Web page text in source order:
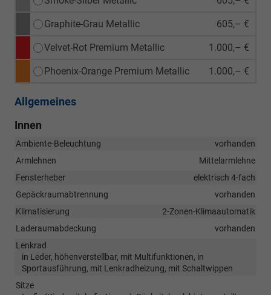
Graphite-Grau Metallic 605,– €
Velvet-Rot Premium Metallic 1.000,– €
Phoenix-Orange Premium Metallic 1.000,– €
Allgemeines
Innen
Ambiente-Beleuchtung
vorhanden
Armlehnen
Mittelarmlehne
Fensterheber
elektrisch 4-fach
Gepäckraumabtrennung
vorhanden
Klimatisierung
2-Zonen-Klimaautomatik
Laderaumabdeckung
vorhanden
Lenkrad
in Leder, höhenverstellbar, mit Multifunktionen, in
Sportausführung, mit Lenkradheizung, mit Schaltwippen
Sitze